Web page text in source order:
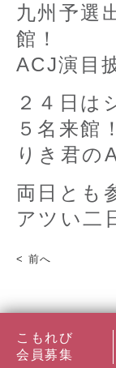
九州予選
館！
ACJ演目
２４日は
５名来館！
りき君の
両日とも
アツい二
< 前へ
こもれび
会員募集